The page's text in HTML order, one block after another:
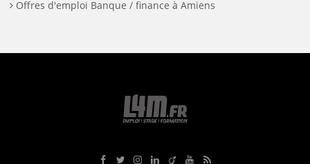
Offres d'emploi Banque / finance à Amiens